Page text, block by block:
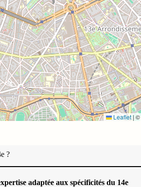
Leaflet | ©
?
adaptée aux spécificités du 14e